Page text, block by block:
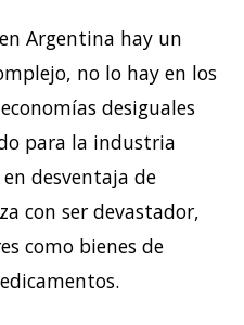
Argentina hay un
no lo hay en los
desiguales
para la industria
desventaja de
con ser devastador,
como bienes de